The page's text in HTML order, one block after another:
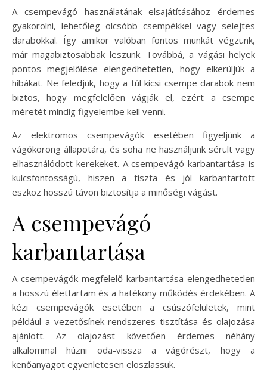
A csempevágó használatának elsajátításához érdemes
gyakorolni, lehetőleg olcsóbb csempékkel vagy selejtes
darabokkal. Így amikor valóban fontos munkát végzünk,
már magabiztosabbak leszünk. Továbbá, a vágási helyek
pontos megjelölése elengedhetetlen, hogy elkerüljük a
hibákat. Ne feledjük, hogy a túl kicsi csempe darabok nem
biztos, hogy megfelelően vágják el, ezért a csempe
méretét mindig figyelembe kell venni.
Az elektromos csempevágók esetében figyeljünk a
vágókorong állapotára, és soha ne használjunk sérült vagy
elhasználódott kerekeket. A csempevágó karbantartása is
kulcsfontosságú, hiszen a tiszta és jól karbantartott
eszköz hosszú távon biztosítja a minőségi vágást.
A csempevágó
karbantartása
A csempevágók megfelelő karbantartása elengedhetetlen
a hosszú élettartam és a hatékony működés érdekében. A
kézi csempevágók esetében a csúszófelületek, mint
például a vezetősínek rendszeres tisztítása és olajozása
ajánlott. Az olajozást követően érdemes néhány
alkalommal húzni oda-vissza a vágórészt, hogy a
kenőanyagot egyenletesen eloszlassuk.